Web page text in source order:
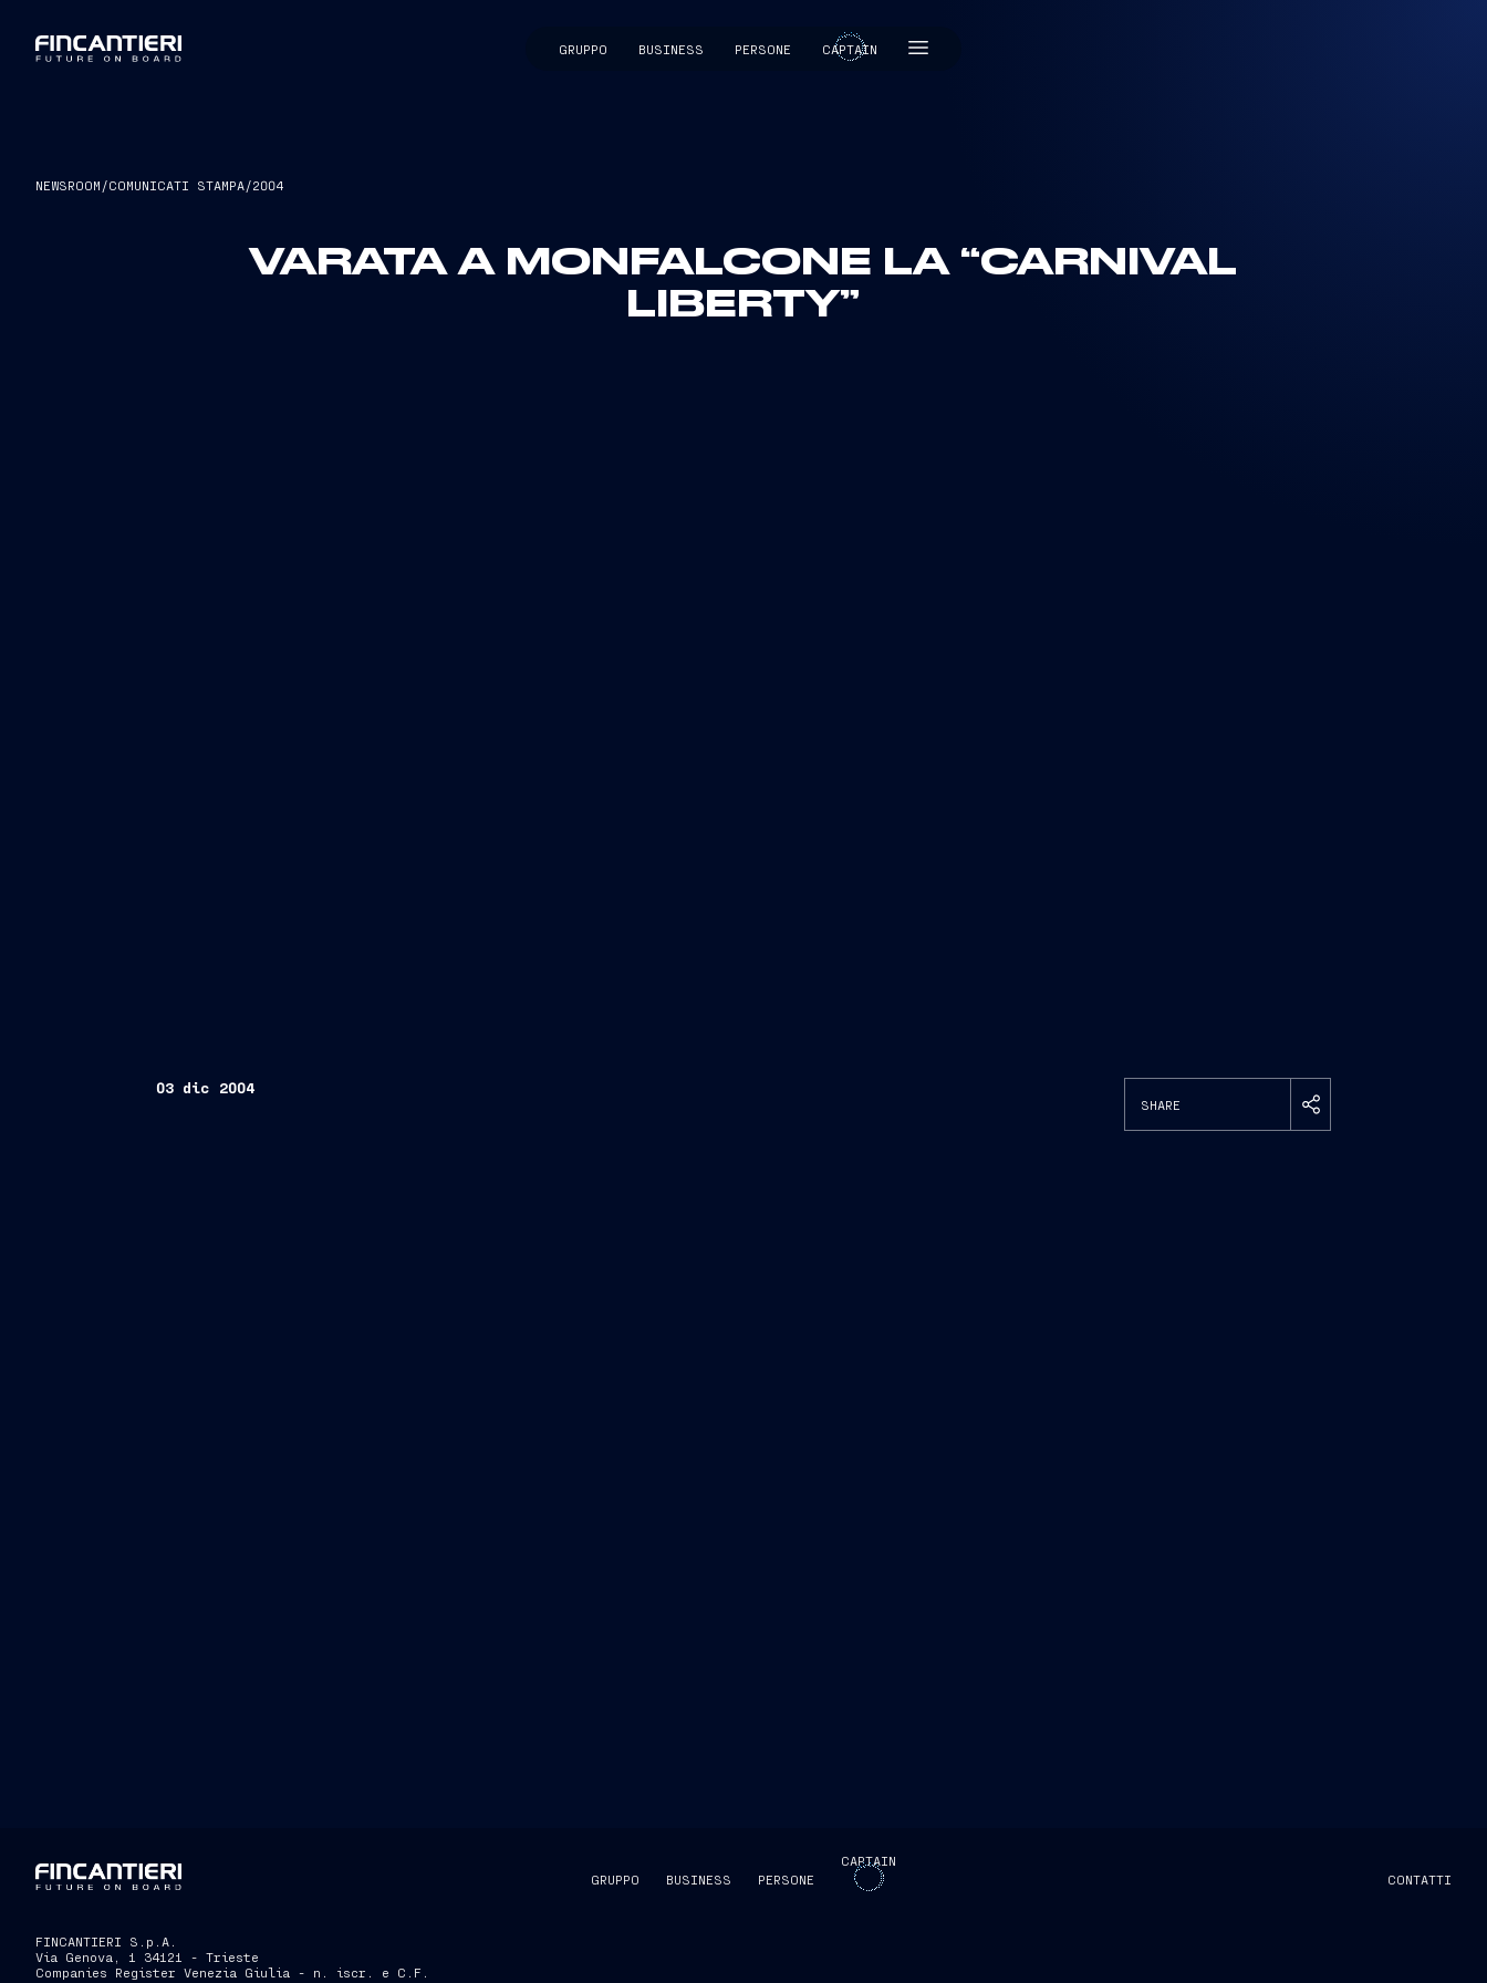
GRUPPO BUSINESS PERSONE CAPTAIN
CAPTAIN
NEWSROOM /COMUNICATI STAMPA/2004
VARATA A MONFALCONE LA “CARNIVAL
LIBERTY”
03 dic 2004
SHARE
GRUPPO BUSINESS PERSONE
CAPTAIN
CONTATTI
FINCANTIERI S.p.A.
Via Genova, 1 34121 - Trieste
Companies Register Venezia Giulia - n. iscr. e C.F.